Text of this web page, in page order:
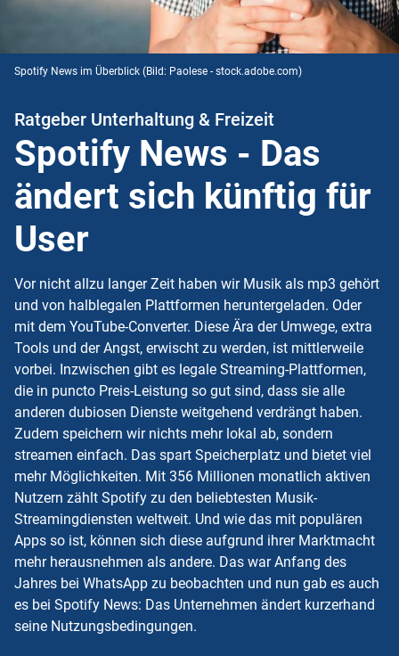
Spotify News im Überblick (Bild: Paolese - stock.adobe.com)
Ratgeber Unterhaltung & Freizeit
Spotify News - Das
ändert sich künftig für
User
Vor nicht allzu langer Zeit haben wir Musik als mp3 gehört
und von halblegalen Plattformen heruntergeladen. Oder
mit dem YouTube-Converter. Diese Ära der Umwege, extra
Tools und der Angst, erwischt zu werden, ist mittlerweile
vorbei. Inzwischen gibt es legale Streaming-Plattformen,
die in puncto Preis-Leistung so gut sind, dass sie alle
anderen dubiosen Dienste weitgehend verdrängt haben.
Zudem speichern wir nichts mehr lokal ab, sondern
streamen einfach. Das spart Speicherplatz und bietet viel
mehr Möglichkeiten. Mit 356 Millionen monatlich aktiven
Nutzern zählt Spotify zu den beliebtesten Musik-
Streamingdiensten weltweit. Und wie das mit populären
Apps so ist, können sich diese aufgrund ihrer Marktmacht
mehr herausnehmen als andere. Das war Anfang des
Jahres bei WhatsApp zu beobachten und nun gab es auch
es bei Spotify News: Das Unternehmen ändert kurzerhand
seine Nutzungsbedingungen.